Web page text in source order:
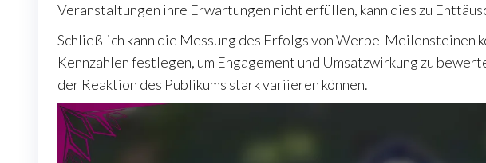
Veranstaltungen ihre Erwartungen nicht erfüllen, kann dies zu
Schließlich kann die Messung des Erfolgs von Werbe-Meilensteinen
Kennzahlen festlegen, um Engagement und Umsatzwirkung zu
der Reaktion des Publikums stark variieren können.